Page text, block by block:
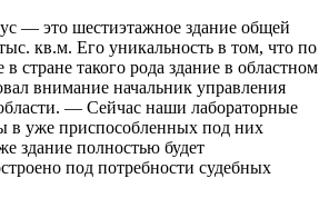
— это шестиэтажное здание общей
кв.м. Его уникальность в том, что по
в стране такого рода здание в областном
внимание начальник управления
— Сейчас наши лабораторные
в уже приспособленных под них
здание полностью будет
под потребности судебных